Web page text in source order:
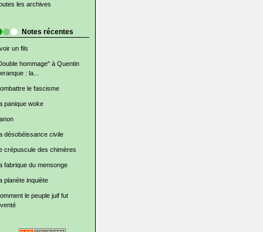
les archives
Notes récentes
un fils
hommage" à Quentin
: la...
le fascisme
panique woke
désobéissance civile
crépuscule des chimères
fabrique du mensonge
planète inquiète
le peuple juif fut